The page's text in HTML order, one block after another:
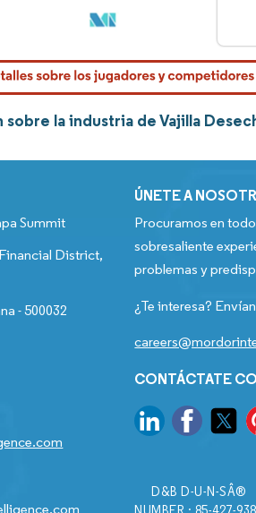
la industria de Vajilla
Summit
District,
- 500032
ÚNETE A
Procuramos en
sobresaliente
problemas y
¿Te interesa?
CONTÁCTATE
D&B D-U-N-SÂ®